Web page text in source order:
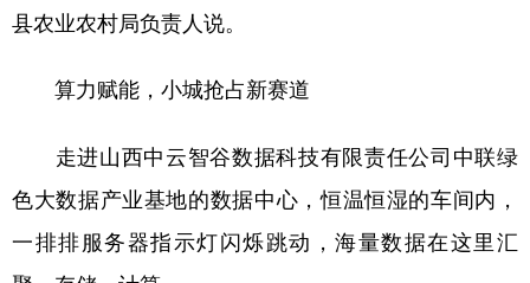
县农业农村局负责人说。
算力赋能，小城抢占新赛道
走进山西中云智谷数据科技有限责任公司中联绿
色大数据产业基地的数据中心，恒温恒湿的车间内，
一排排服务器指示灯闪烁跳动，海量数据在这里汇